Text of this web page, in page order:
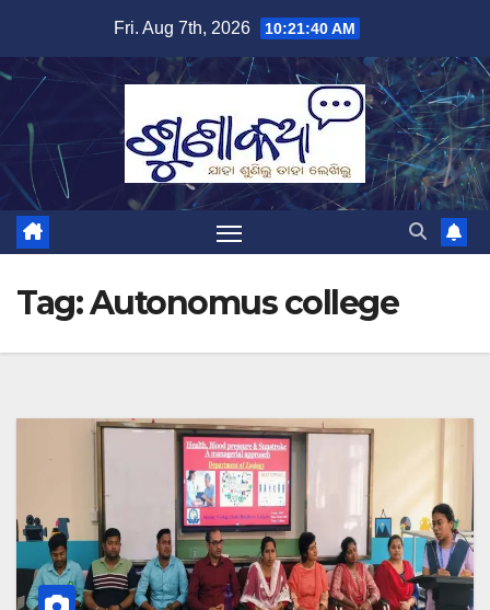
content
Fri. Aug 7th, 2026 10:21:40 AM
Tag:Autonomus college